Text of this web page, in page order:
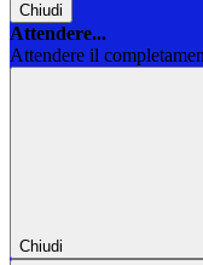
Chiudi
Attendere...
Attendere il
Chiudi